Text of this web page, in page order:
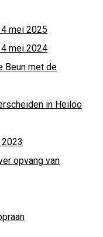
mei 2025
mei 2024
Beun met de
in Heiloo
opvang van